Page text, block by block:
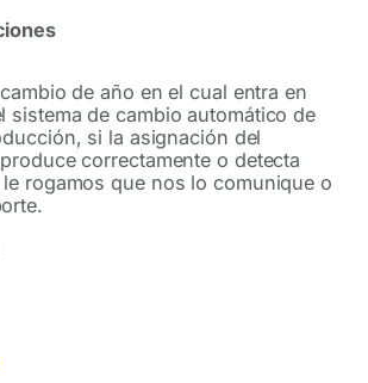
de año en el cual entra en
sistema de cambio automático de
si la asignación del
correctamente o detecta
rogamos que nos lo comunique o